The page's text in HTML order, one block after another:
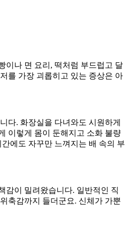
이나 면 요리, 떡처럼 부드럽고 달
를 가장 괴롭히고 있는 증상은 아
다. 화장실을 다녀와도 시원하게
이렇게 몸이 둔해지고 소화 불량
에도 자꾸만 느껴지는 배 속의 부
감이 밀려왔습니다. 일반적인 직
축감까지 들더군요. 신체가 가뿐